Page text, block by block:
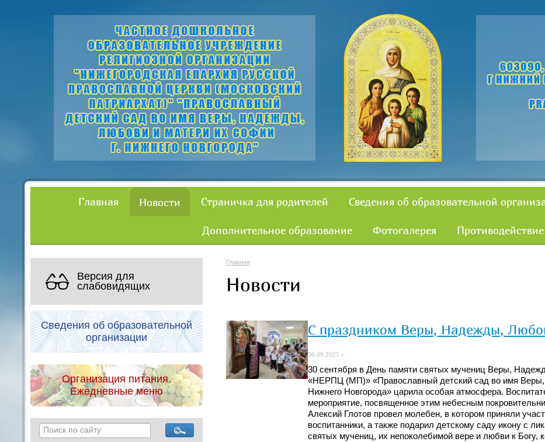
Главная Новости Страничка для родителей Сведения об образовательной
Дополнительное образование Фотогалерея
Версия для
слабовидящих
Сведения об образовательной
организации
Организация питания.
Ежедневные меню
Главная
Новости
С праздником Веры, Надежды,
30.09.2025 г.
30 сентября в День памяти святых мучениц Веры,
«НЕРПЦ (МП)» «Православный детский сад во имя
Нижнего Новгорода» царила особая атмосфера.
мероприятие, посвященное этим небесным
Алексий Глотов провел молебен, в котором приняли
воспитанники, а также подарил детскому саду икону с
святых мучениц, их непоколебимой вере и любви к Богу,